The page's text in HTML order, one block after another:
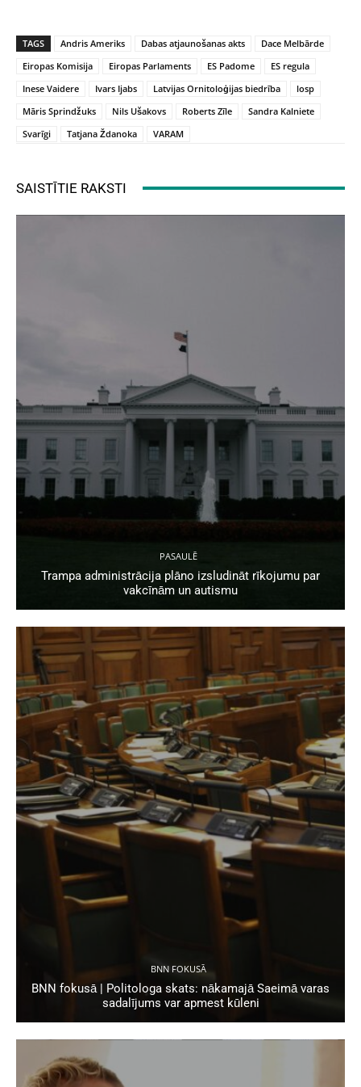
TAGS Andris Ameriks Dabas atjaunošanas akts
Dace Melbārde
Eiropas Komisija
Eiropas Parlaments ES Padome
ES regula
Inese Vaidere
Ivars Ijabs Latvijas Ornitoloģijas biedrība
losp
Māris Sprindžuks
Nils Ušakovs Roberts Zīle
Sandra Kalniete
Svarīgi
Tatjana Ždanoka VARAM
SAISTĪTIE RAKSTI
PASAULĒ
Trampa administrācija plāno izsludināt rīkojumu par
vakcīnām un autismu
BNN FOKUSĀ
BNN fokusā | Politologa skats: nākamajā Saeimā varas
sadalījums var apmest kūleni